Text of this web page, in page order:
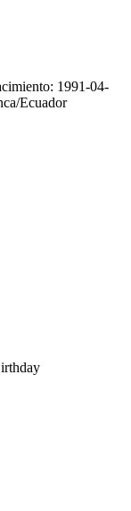
1991-04-
Ecuador